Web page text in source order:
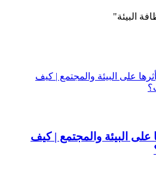
البيئة"
على البيئة والمجتمع | كيف